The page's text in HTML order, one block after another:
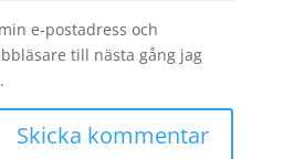
e-postadress och
till nästa gång jag